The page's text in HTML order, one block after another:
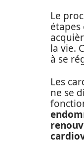
Le
la vie.
à se
Les
ne se